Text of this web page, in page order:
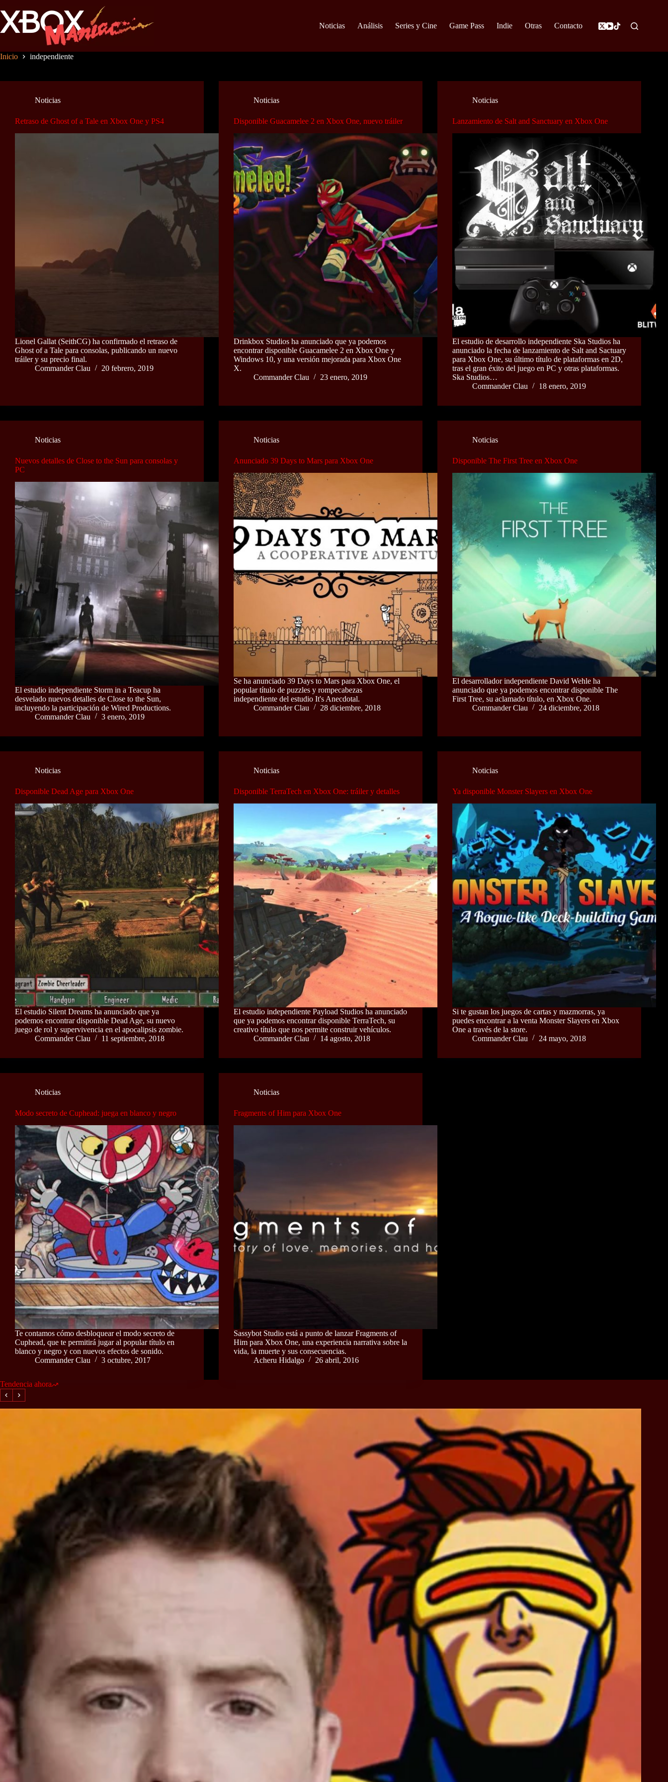
al
contenido
Noticias Análisis Series y Cine Game Pass Indie Otras Contacto
Inicio independiente
Noticias
Retraso de Ghost of a Tale en Xbox One y PS4
Lionel Gallat (SeithCG) ha confirmado el retraso de
Ghost of a Tale para consolas, publicando un nuevo
tráiler y su precio final.
Commander Clau
20 febrero, 2019
Noticias
Disponible Guacamelee 2 en Xbox One, nuevo tráiler
Drinkbox Studios ha anunciado que ya podemos
encontrar disponible Guacamelee 2 en Xbox One y
Windows 10, y una versión mejorada para Xbox One
X.
Commander Clau
23 enero, 2019
Noticias
Lanzamiento de Salt and Sanctuary en Xbox One
El estudio de desarrollo independiente Ska Studios ha
anunciado la fecha de lanzamiento de Salt and Sactuary
para Xbox One, su último título de plataformas en 2D,
tras el gran éxito del juego en PC y otras plataformas.
Ska Studios…
Commander Clau
18 enero, 2019
Noticias
Nuevos detalles de Close to the Sun para consolas y
PC
El estudio independiente Storm in a Teacup ha
desvelado nuevos detalles de Close to the Sun,
incluyendo la participación de Wired Productions.
Commander Clau
3 enero, 2019
Noticias
Anunciado 39 Days to Mars para Xbox One
Se ha anunciado 39 Days to Mars para Xbox One, el
popular título de puzzles y rompecabezas
independiente del estudio It's Anecdotal.
Commander Clau
28 diciembre, 2018
Noticias
Disponible The First Tree en Xbox One
El desarrollador independiente David Wehle ha
anunciado que ya podemos encontrar disponible The
First Tree, su aclamado título, en Xbox One.
Commander Clau
24 diciembre, 2018
Noticias
Disponible Dead Age para Xbox One
El estudio Silent Dreams ha anunciado que ya
podemos encontrar disponible Dead Age, su nuevo
juego de rol y supervivencia en el apocalipsis zombie.
Commander Clau
11 septiembre, 2018
Noticias
Disponible TerraTech en Xbox One: tráiler y detalles
El estudio independiente Payload Studios ha anunciado
que ya podemos encontrar disponible TerraTech, su
creativo título que nos permite construir vehículos.
Commander Clau
14 agosto, 2018
Noticias
Ya disponible Monster Slayers en Xbox One
Si te gustan los juegos de cartas y mazmorras, ya
puedes encontrar a la venta Monster Slayers en Xbox
One a través de la store.
Commander Clau
24 mayo, 2018
Noticias
Modo secreto de Cuphead: juega en blanco y negro
Te contamos cómo desbloquear el modo secreto de
Cuphead, que te permitirá jugar al popular título en
blanco y negro y con nuevos efectos de sonido.
Commander Clau
3 octubre, 2017
Noticias
Fragments of Him para Xbox One
Sassybot Studio está a punto de lanzar Fragments of
Him para Xbox One, una experiencia narrativa sobre la
vida, la muerte y sus consecuencias.
Acheru Hidalgo
26 abril, 2016
Tendencia ahora